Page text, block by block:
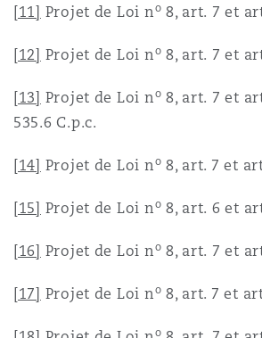
[11] Projet de Loi no 8, art. 7 et
[12] Projet de Loi no 8, art. 7 et
[13] Projet de Loi no 8, art. 7 et
535.6 C.p.c.
[14] Projet de Loi no 8, art. 7 et
[15] Projet de Loi no 8, art. 6 et
[16] Projet de Loi no 8, art. 7 et
[17] Projet de Loi no 8, art. 7 et
o